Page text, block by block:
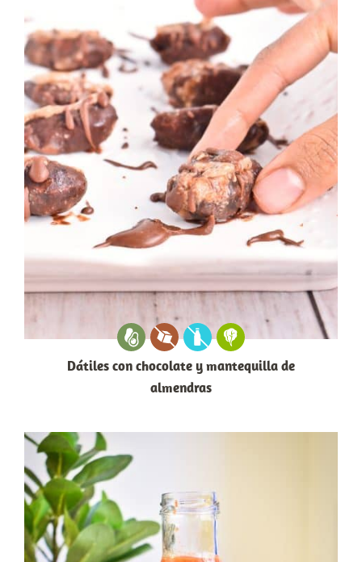
Dátiles con chocolate y mantequilla de
almendras